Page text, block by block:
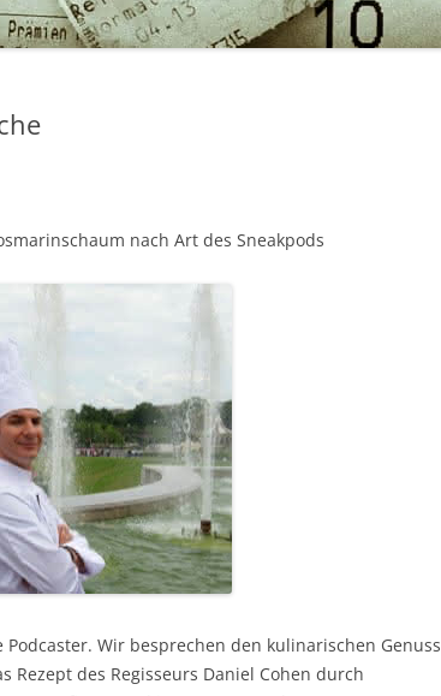
nach Art des Sneakpods
Wir besprechen den kulinarischen Genuss
Rezept des Regisseurs Daniel Cohen durch